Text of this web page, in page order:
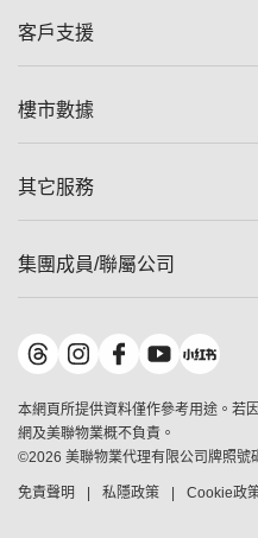
人才招募
一手新盤
減價
美聯豪宅
獨家樓盤
租盤
客戶支援
自助放盤
查詢熱線
按揭計算機
負擔能力計算機
轉按計算機
繳款方式
樓市數據
樓價指數
歷史成交
屋苑成交排行榜
地區百科
其它服務
屋苑專頁
美聯精英會
美善會
地產代理管理協會
申報已遞交的購樓意向登記
集團成員/聯屬公司
美聯物業
鋑聯控股*
美聯工商舖*
美聯中國
美聯澳門
美聯金融集團
本網頁所提供資料僅作參考用途。若
網及美聯物業概不負責。
©2026 美聯物業代理有限公司牌照號
免責聲明 私隱政策 Cookie政